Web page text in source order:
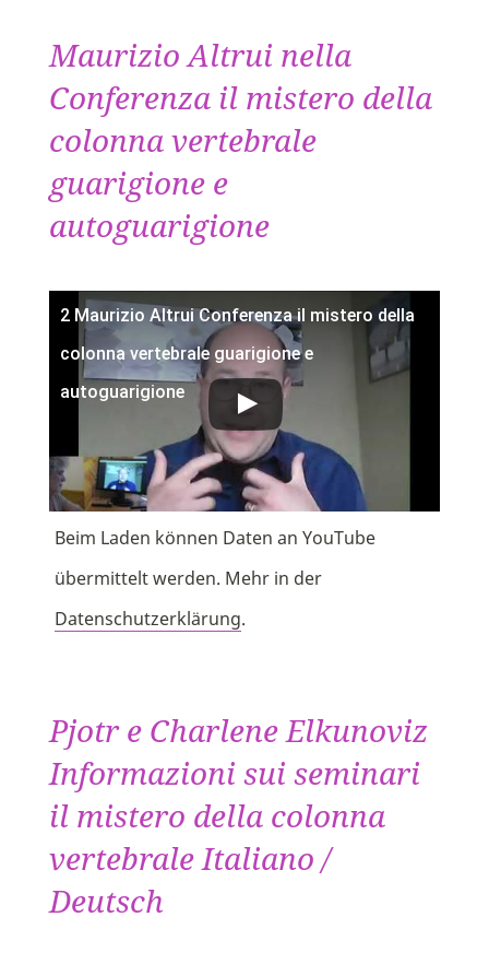
Maurizio Altrui nella
Conferenza il mistero della
colonna vertebrale
guarigione e
autoguarigione
2 Maurizio Altrui Conferenza il mistero della
colonna vertebrale guarigione e
autoguarigione
Beim Laden können Daten an YouTube
übermittelt werden. Mehr in der
Datenschutzerklärung.
Pjotr e Charlene Elkunoviz
Informazioni sui seminari
il mistero della colonna
vertebrale Italiano /
Deutsch